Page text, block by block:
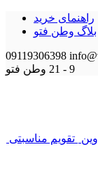
راهنمای خرید
بلاگ وطن فتو
09119306398
9 - 21
وطن فتو
تقویم مناسبتی